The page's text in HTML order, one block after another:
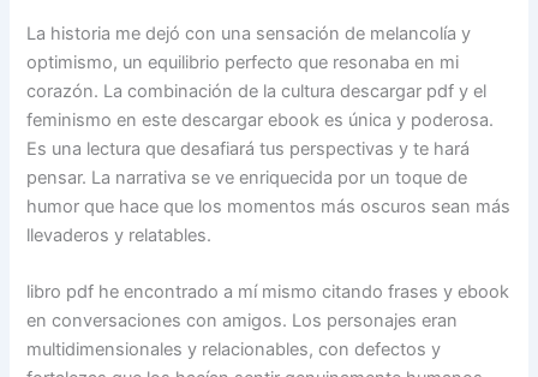
La historia me dejó con una sensación de melancolía y
optimismo, un equilibrio perfecto que resonaba en mi
corazón. La combinación de la cultura descargar pdf y el
feminismo en este descargar ebook es única y poderosa.
Es una lectura que desafiará tus perspectivas y te hará
pensar. La narrativa se ve enriquecida por un toque de
humor que hace que los momentos más oscuros sean más
llevaderos y relatables.
libro pdf he encontrado a mí mismo citando frases y ebook
en conversaciones con amigos. Los personajes eran
multidimensionales y relacionables, con defectos y